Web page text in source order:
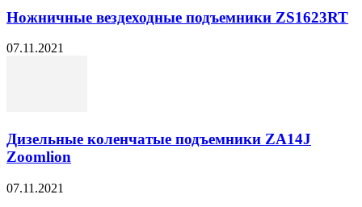
Ножничные вездеходные подъемники ZS1623RT
07.11.2021
Дизельные коленчатые подъемники ZA14J
Zoomlion
07.11.2021